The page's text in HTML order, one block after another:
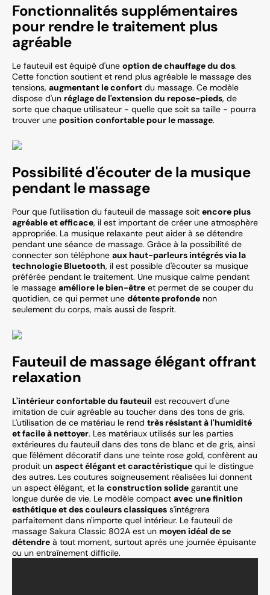
Fonctionnalités supplémentaires
pour rendre le traitement plus
agréable
Le fauteuil est équipé d'une option de chauffage du dos.
Cette fonction soutient et rend plus agréable le massage des
tensions, augmentant le confort du massage. Ce modèle
dispose d'un réglage de l'extension du repose-pieds, de
sorte que chaque utilisateur - quelle que soit sa taille - pourra
trouver une position confortable pour le massage.
Possibilité d'écouter de la musique
pendant le massage
Pour que l'utilisation du fauteuil de massage soit encore plus
agréable et efficace, il est important de créer une atmosphère
appropriée. La musique relaxante peut aider à se détendre
pendant une séance de massage. Grâce à la possibilité de
connecter son téléphone aux haut-parleurs intégrés via la
technologie Bluetooth, il est possible d'écouter sa musique
préférée pendant le traitement. Une musique calme pendant
le massage améliore le bien-être et permet de se couper du
quotidien, ce qui permet une détente profonde non
seulement du corps, mais aussi de l'esprit.
Fauteuil de massage élégant offrant
relaxation
L'intérieur confortable du fauteuil est recouvert d'une
imitation de cuir agréable au toucher dans des tons de gris.
L'utilisation de ce matériau le rend très résistant à l'humidité
et facile à nettoyer. Les matériaux utilisés sur les parties
extérieures du fauteuil dans des tons de blanc et de gris, ainsi
que l'élément décoratif dans une teinte rose gold, confèrent au
produit un aspect élégant et caractéristique qui le distingue
des autres. Les coutures soigneusement réalisées lui donnent
un aspect élégant, et la construction solide garantit une
longue durée de vie. Le modèle compact avec une finition
esthétique et des couleurs classiques s'intégrera
parfaitement dans n'importe quel intérieur. Le fauteuil de
massage Sakura Classic 802A est un moyen idéal de se
détendre à tout moment, surtout après une journée épuisante
ou un entraînement difficile.